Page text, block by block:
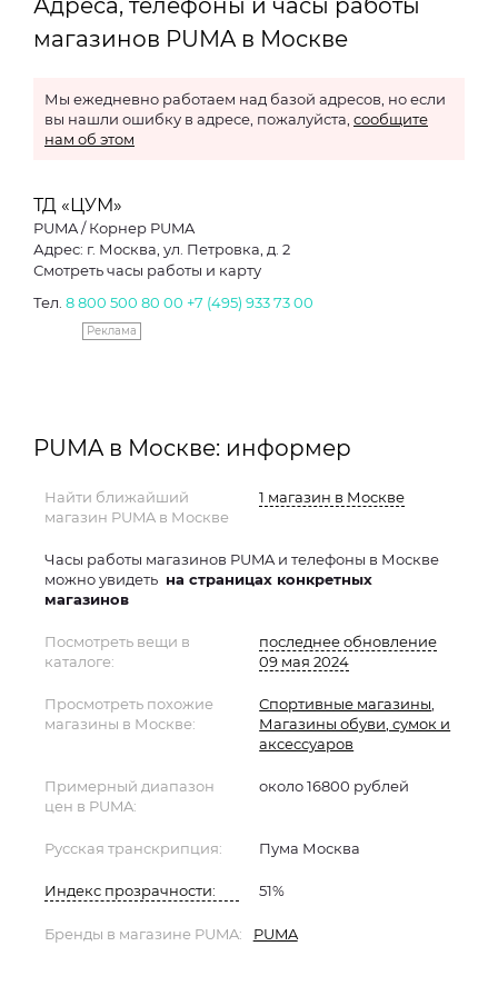
Адреса, телефоны и часы работы
магазинов PUMA в Москве
Мы ежедневно работаем над базой адресов, но если
вы нашли ошибку в адресе, пожалуйста, сообщите
нам об этом
ТД «ЦУМ»
PUMA / Корнер PUMA
Адрес: г. Москва, ул. Петровка, д. 2
Смотреть часы работы и карту
Тел. 8 800 500 80 00 +7 (495) 933 73 00
Реклама
PUMA в Москве: информер
Найти ближайший
магазин PUMA в Москве
1 магазин в Москве
Часы работы магазинов PUMA и телефоны в Москве
можно увидеть на страницах конкретных
магазинов
Посмотреть вещи в
каталоге:
последнее обновление
09 мая 2024
Просмотреть похожие
магазины в Москве:
Спортивные магазины
Магазины обуви, сумок и
аксессуаров
Примерный диапазон
цен в PUMA:
около 16800 рублей
Русская транскрипция: Пума Москва
Индекс прозрачности: 51%
Бренды в магазине PUMA: PUMA